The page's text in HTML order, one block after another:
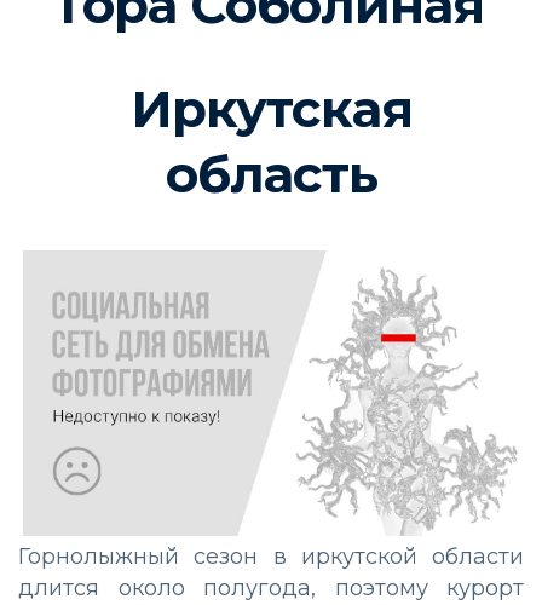
Иркутская
область
Горнолыжный сезон в иркутской области
длится около полугода, поэтому курорт